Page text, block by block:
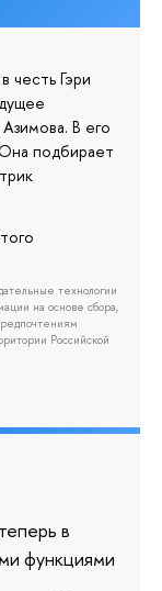
честь Гэри
В его
подбирает
технологии
на основе сбора,
Российской
в
функциями